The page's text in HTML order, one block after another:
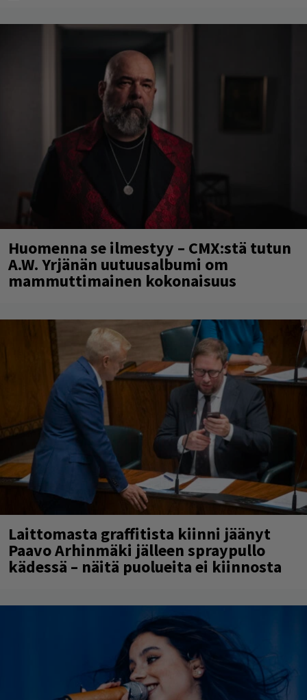
Huomenna se ilmestyy – CMX:stä tutun
A.W. Yrjänän uutuusalbumi om
mammuttimainen kokonaisuus
Laittomasta graffitista kiinni jäänyt
Paavo Arhinmäki jälleen spraypullo
kädessä – näitä puolueita ei kiinnosta